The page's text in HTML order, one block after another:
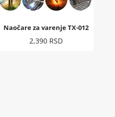
Naočare za varenje TX-012
Cena
2,390 RSD